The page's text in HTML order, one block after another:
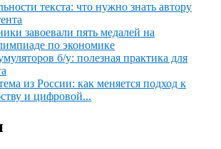
текста: что нужно знать автору
завоевали пять медалей на
по экономике
б/у: полезная практика для
из России: как меняется подход к
и цифровой...